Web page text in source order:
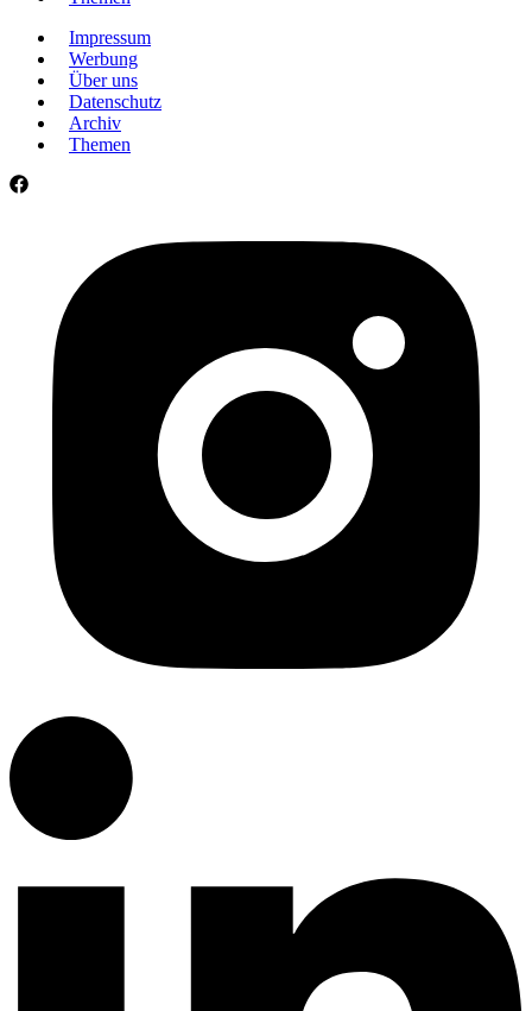
Impressum
Werbung
Über uns
Datenschutz
Archiv
Themen